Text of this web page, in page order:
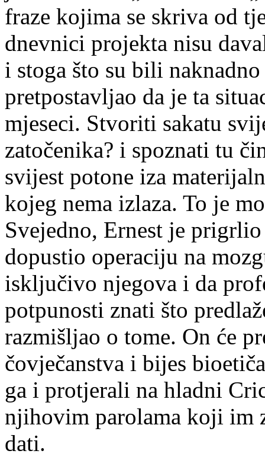
fraze kojima se skriva od
dnevnici projekta nisu
i stoga što su bili
pretpostavljao da je ta
mjeseci. Stvoriti sakatu
zatočenika? i spoznati tu
svijest potone iza
kojeg nema izlaza. To je
Svejedno, Ernest je
dopustio operaciju na
isključivo njegova i da
potpunosti znati što
razmišljao o tome. On će
čovječanstva i bijes
ga i protjerali na hladni
njihovim parolama koji im
dati.